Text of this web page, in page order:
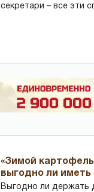
секретари – все эти
«Зимой картофель
выгодно ли иметь
Выгодно ли держать